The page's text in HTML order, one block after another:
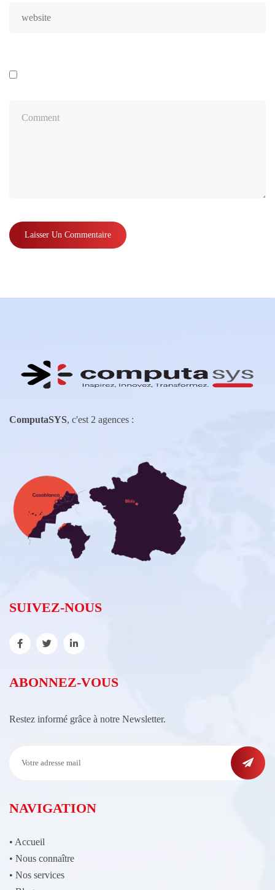
ComputaSYS, c'est 2 agences :
SUIVEZ-NOUS
ABONNEZ-VOUS
Restez informé grâce à notre Newsletter.
NAVIGATION
• Accueil
• Nous connaître
• Nos services